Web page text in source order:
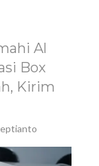
Al
Box
Kirim